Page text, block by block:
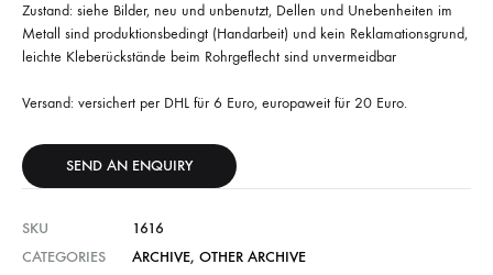
Zustand: siehe Bilder, neu und unbenutzt, Dellen und Unebenheiten im
Metall sind produktionsbedingt (Handarbeit) und kein Reklamationsgrund,
leichte Kleberückstände beim Rohrgeflecht sind unvermeidbar
Versand: versichert per DHL für 6 Euro, europaweit für 20 Euro.
SEND AN ENQUIRY
SKU
1616
CATEGORIES
ARCHIVE, OTHER ARCHIVE